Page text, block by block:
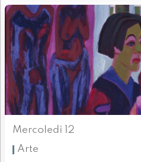
Mercoledì 12
Arte